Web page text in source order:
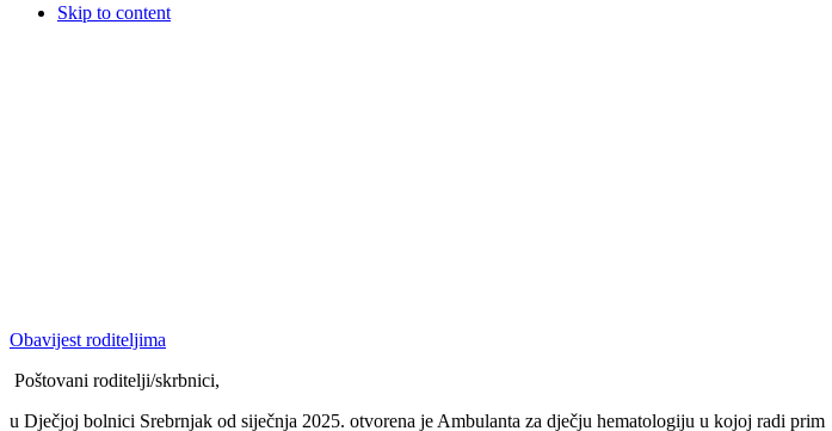
Skip to content
Dječja bolnica Srebrnjak
Dječja bolnica Srebrnjak (DBS) započinje sa svojom djelatnošću u prvim desetljećima 20. stoljeća kao privatni
adolescentne tuberkuloze, ali prateći epid...